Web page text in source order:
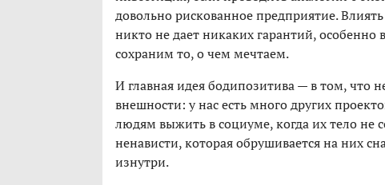
довольно рискованное предприятие.
никто не дает никаких гарантий,
сохраним то, о чем мечтаем.
И главная идея бодипозитива — в том, что
внешности: у нас есть много других
людям выжить в социуме, когда их тело не
ненависти, которая обрушивается на них
изнутри.